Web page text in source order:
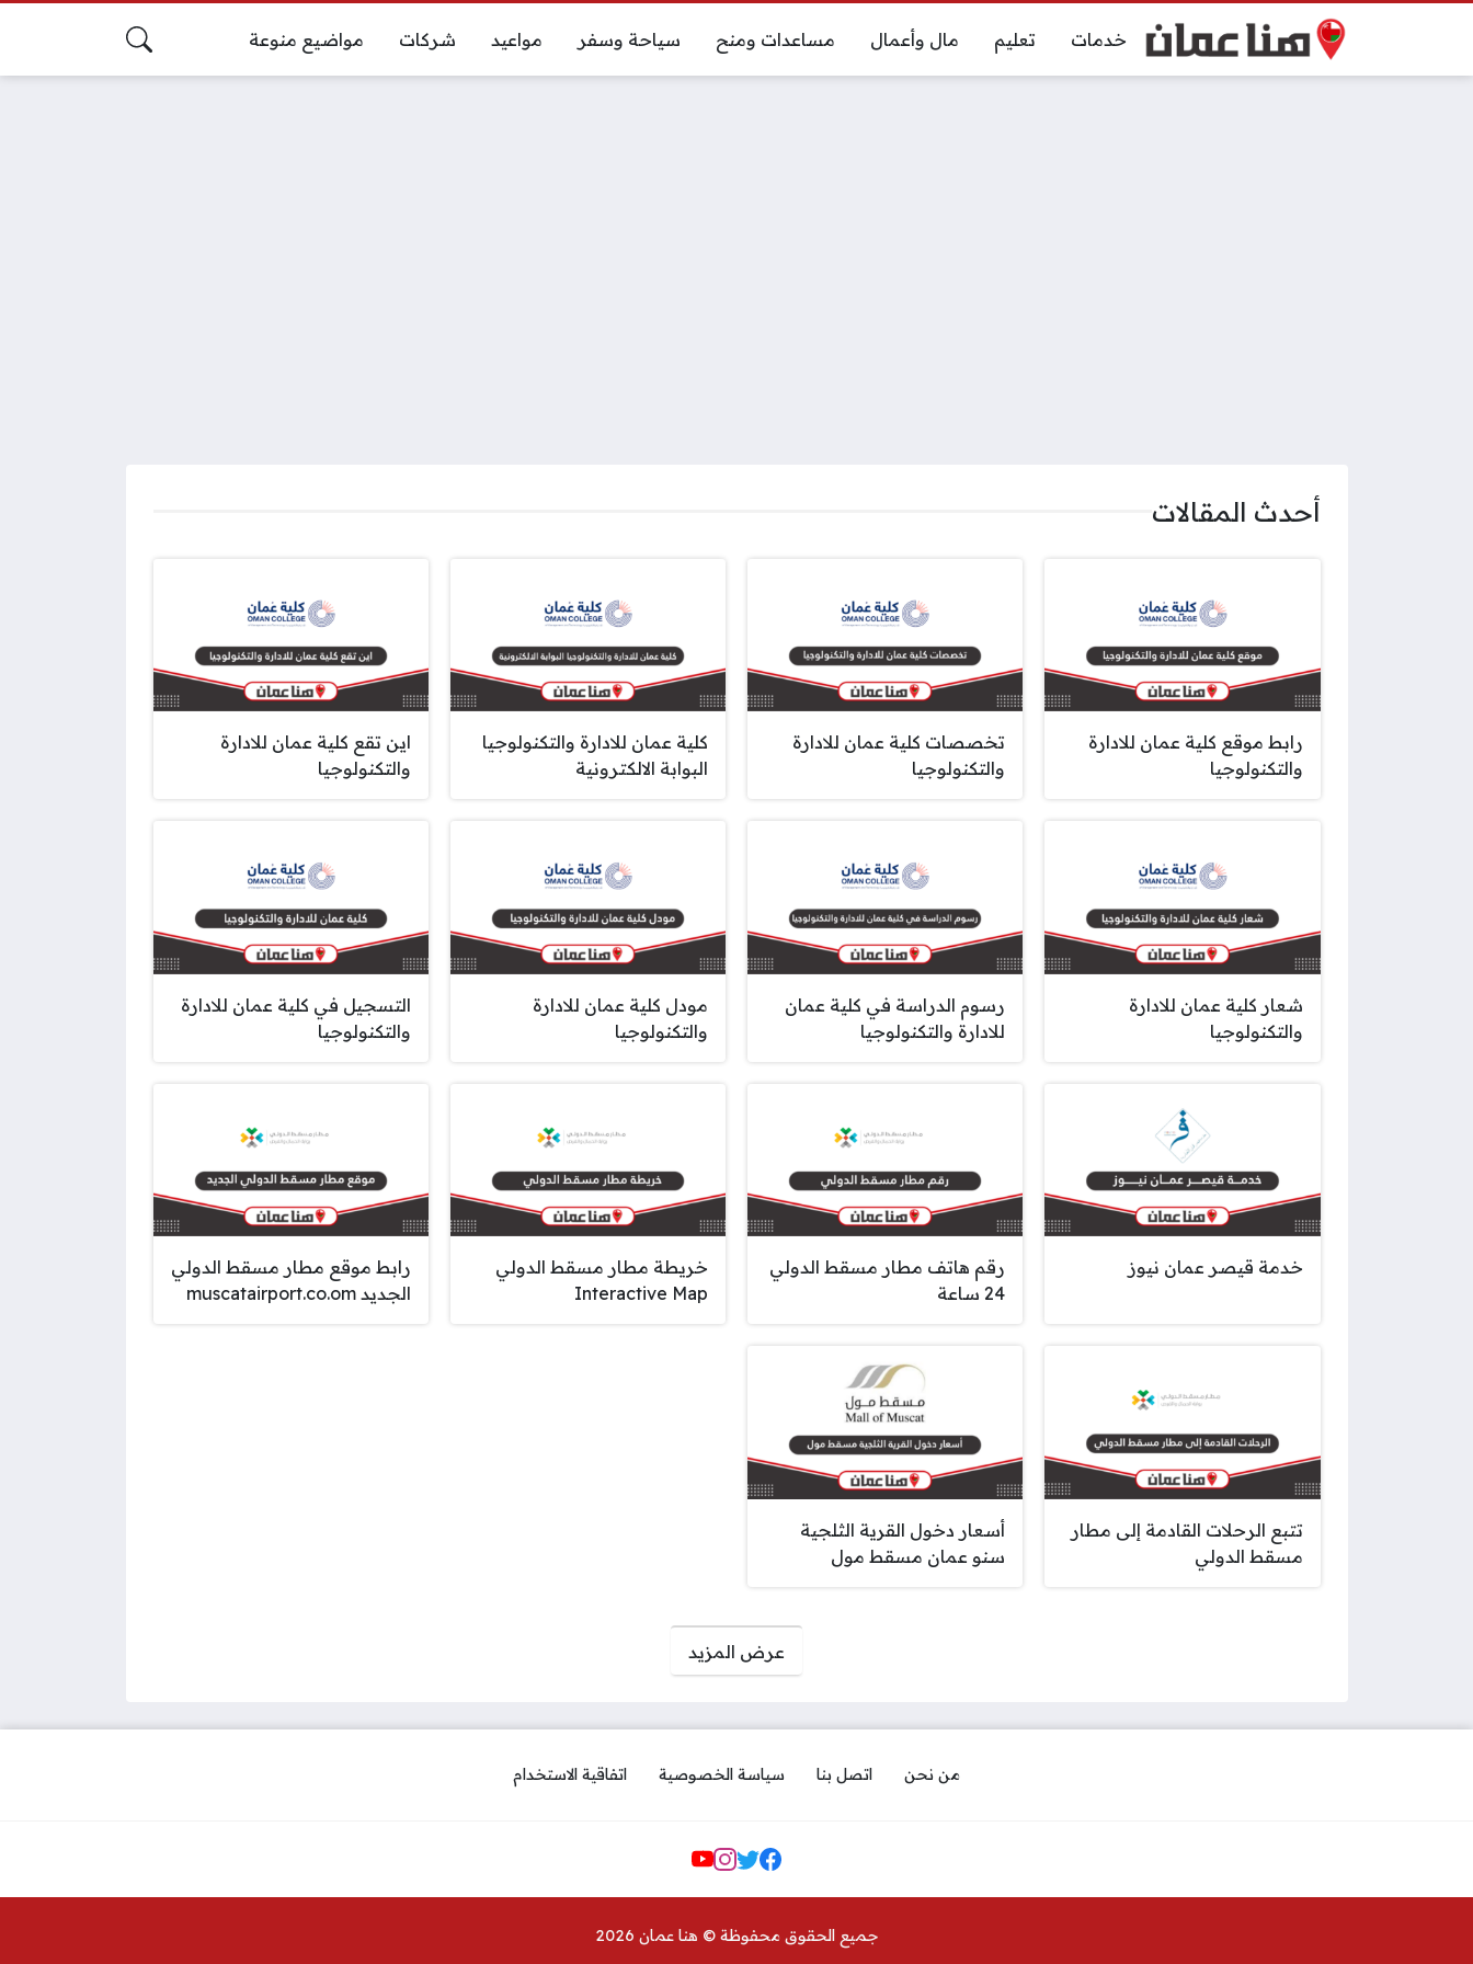
خدمات تعليم مال وأعمال مساعدات ومنح سياحة وسفر مواعيد شركات مواضيع منوعة
أحدث المقالات
رابط موقع كلية عمان للادارة
والتكنولوجيا
تخصصات كلية عمان للادارة
والتكنولوجيا
كلية عمان للادارة والتكنولوجيا
البوابة الالكترونية
اين تقع كلية عمان للادارة
والتكنولوجيا
شعار كلية عمان للادارة
والتكنولوجيا
رسوم الدراسة في كلية عمان
للادارة والتكنولوجيا
مودل كلية عمان للادارة
والتكنولوجيا
التسجيل في كلية عمان للادارة
والتكنولوجيا
خدمة قيصر عمان نيوز
رقم هاتف مطار مسقط الدولي
24 ساعة
خريطة مطار مسقط الدولي
Interactive Map
رابط موقع مطار مسقط الدولي
الجديد muscatairport.co.om
تتبع الرحلات القادمة إلى مطار
مسقط الدولي
أسعار دخول القرية الثلجية
سنو عمان مسقط مول
عرض المزيد
من نحن اتصل بنا سياسة الخصوصية اتفاقية الاستخدام
مواقع التواصل
جميع الحقوق محفوظة © هنا عمان 2026